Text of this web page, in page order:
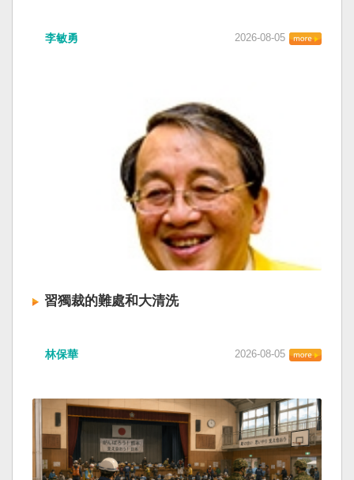
李敏勇 2026-08-05
習獨裁的難處和大清洗
林保華 2026-08-05